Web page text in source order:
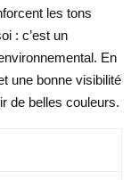
les tons
: c’est un
En
une bonne visibilité
de belles couleurs.